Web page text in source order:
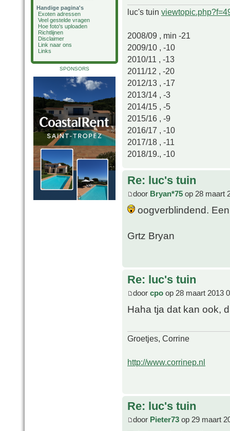
Handige pagina's
Exoten adressen
Veel gestelde vragen
Hoe foto's uploaden
Richtlijnen
Disclaimer
Link naar ons
Links
SPONSORS
luc's tuin
2008/09 , min -21
2009/10 , -10
2010/11 , -13
2011/12 , -20
2012/13 , -17
2013/14 , -3
2014/15 , -5
2015/16 , -9
2016/17 , -10
2017/18 , -11
2018/19., -10
Re: luc's tuin
door Bryan*75 op 28 maart
oogverblindend.
Grtz Bryan
Re: luc's tuin
door cpo op 28 maart 2013
Haha tja dat kan ook,
Groetjes, Corrine
http://www.corrinep.nl
Re: luc's tuin
door Pieter73 op 29 maart